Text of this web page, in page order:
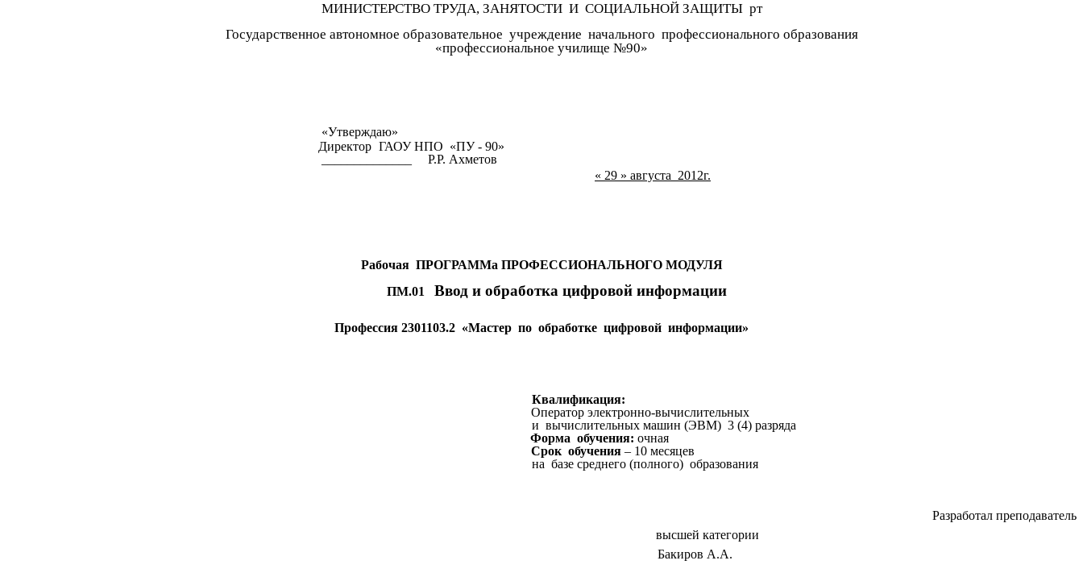
МИНИСТЕРСТВО ТРУДА, ЗАНЯТОСТИ И СОЦИАЛЬНОЙ ЗАЩИТЫ рт
Государственное автономное образовательное учреждение начального профессионального образования
«профессиональное училище №90»
«Утверждаю»
Директор ГАОУ НПО «ПУ - 90»
______________ Р.Р. Ахметов
« 29 » августа 2012г.
Рабочая ПРОГРАММа ПРОФЕССИОНАЛЬНОГО МОДУЛЯ
ПМ.01 Ввод и обработка цифровой информации
Профессия 2301103.2 «Мастер по обработке цифровой информации»
Квалификация:
Оператор электронно-вычислительных
и вычислительных машин (ЭВМ) 3 (4) разряда
Форма обучения: очная
Срок обучения– 10 месяцев
на базе среднего (полного) образования
Разработал преподаватель
высшей категории
Бакиров А.А.